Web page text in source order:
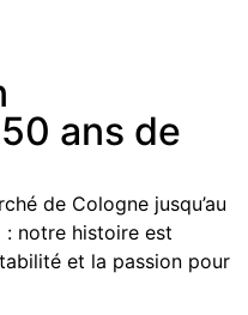
ans de
de Cologne jusqu’au
notre histoire est
et la passion pour